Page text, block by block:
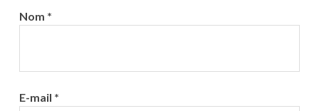
Nom *
E-mail *